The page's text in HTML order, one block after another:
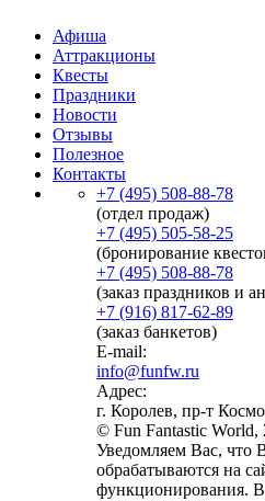
Афиша
Аттракционы
Квесты
Праздники
Новости
Отзывы
Полезное
Контакты
+7 (495) 508-88-78
(отдел продаж)
+7 (495) 505-58-25
(бронирование
+7 (495) 508-88-78
(заказ праздников и
+7 (916) 817-62-89
(заказ банкетов)
E-mail:
info@funfw.ru
Адрес:
г. Королев, пр-т
© Fun Fantastic World,
Уведомляем Вас, что
обрабатываются на
функционирования. В